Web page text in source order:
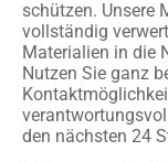
schützen. Unsere
vollständig
Materialien in die
Nutzen Sie ganz
den nächsten 24